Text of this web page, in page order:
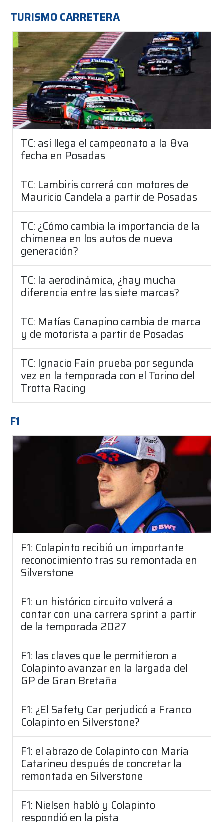
TURISMO CARRETERA
TC: así llega el campeonato a la 8va
fecha en Posadas
TC: Lambiris correrá con motores de
Mauricio Candela a partir de Posadas
TC: ¿Cómo cambia la importancia de la
chimenea en los autos de nueva
generación?
TC: la aerodinámica, ¿hay mucha
diferencia entre las siete marcas?
TC: Matías Canapino cambia de marca
y de motorista a partir de Posadas
TC: Ignacio Faín prueba por segunda
vez en la temporada con el Torino del
Trotta Racing
F1
F1: Colapinto recibió un importante
reconocimiento tras su remontada en
Silverstone
F1: un histórico circuito volverá a
contar con una carrera sprint a partir
de la temporada 2027
F1: las claves que le permitieron a
Colapinto avanzar en la largada del
GP de Gran Bretaña
F1: ¿El Safety Car perjudicó a Franco
Colapinto en Silverstone?
F1: el abrazo de Colapinto con María
Catarineu después de concretar la
remontada en Silverstone
F1: Nielsen habló y Colapinto
respondió en la pista